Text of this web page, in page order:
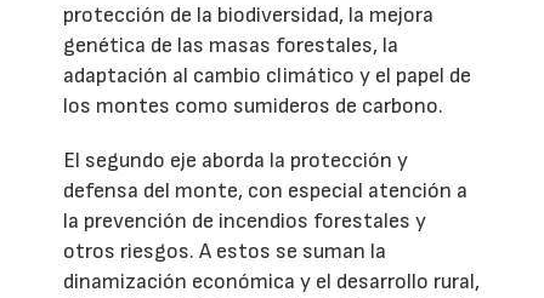
protección de la biodiversidad, la mejora
genética de las masas forestales, la
adaptación al cambio climático y el papel de
los montes como sumideros de carbono.
El segundo eje aborda la protección y
defensa del monte, con especial atención a
la prevención de incendios forestales y
otros riesgos. A estos se suman la
dinamización económica y el desarrollo rural,